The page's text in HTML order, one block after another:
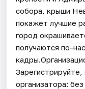
собора, крыши
покажет лучшие
город
получаются по-
организатора: